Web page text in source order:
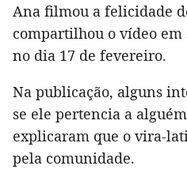
Ana filmou a felicidade
compartilhou o vídeo
no dia 17 de fevereiro.
Na publicação, alguns
se ele pertencia a
explicaram que o vira-
pela comunidade.